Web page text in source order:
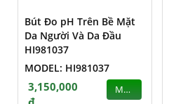
Bút Đo pH Trên Bề Mặt
Da Người Và Da Đầu
HI981037
MODEL: HI981037
3,150,000
MUA